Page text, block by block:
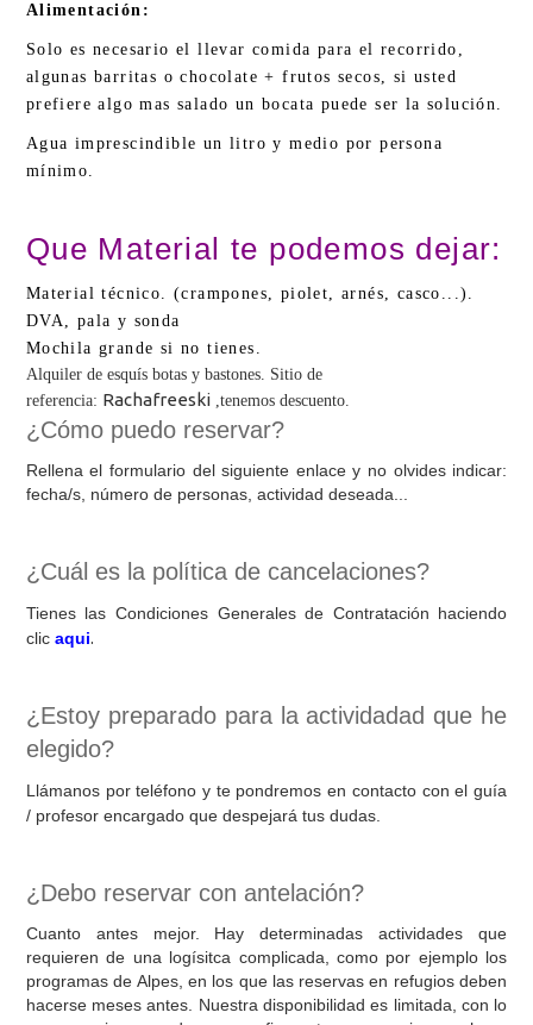
Alimentación:
Solo es necesario el llevar comida para el recorrido,
algunas barritas o chocolate + frutos secos, si usted
prefiere algo mas salado un bocata puede ser la solución.
Agua imprescindible un litro y medio por persona
mínimo.
Que Material te podemos dejar:
Material técnico. (crampones, piolet, arnés, casco...).
DVA, pala y sonda
Mochila grande si no tienes.
Alquiler de esquís botas y bastones. Sitio de
referencia: Rachafreeski,tenemos descuento.
¿Cómo puedo reservar?
Rellena el formulario del siguiente enlace y no olvides indicar:
fecha/s, número de personas, actividad deseada...
¿Cuál es la política de cancelaciones?
Tienes las Condiciones Generales de Contratación haciendo
clic aqui.
¿Estoy preparado para la actividadad que he
elegido?
Llámanos por teléfono y te pondremos en contacto con el guía
/ profesor encargado que despejará tus dudas.
¿Debo reservar con antelación?
Cuanto antes mejor. Hay determinadas actividades que
requieren de una logísitca complicada, como por ejemplo los
programas de Alpes, en los que las reservas en refugios deben
hacerse meses antes. Nuestra disponibilidad es limitada, con lo